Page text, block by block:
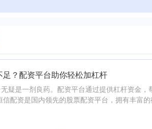
？配资平台助你轻松加杠杆
疑是一剂良药。配资平台通过提供杠杆资金，
配资是国内领先的股票配资平台，拥有丰富